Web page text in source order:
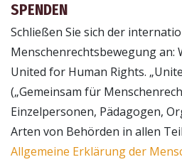
SPENDEN
Schließen Sie sich der
Menschenrechtsbewegung an:
United for Human Rights.
(„Gemeinsam für
Einzelpersonen, Pädagogen,
Arten von Behörden in allen
Allgemeine Erklärung der